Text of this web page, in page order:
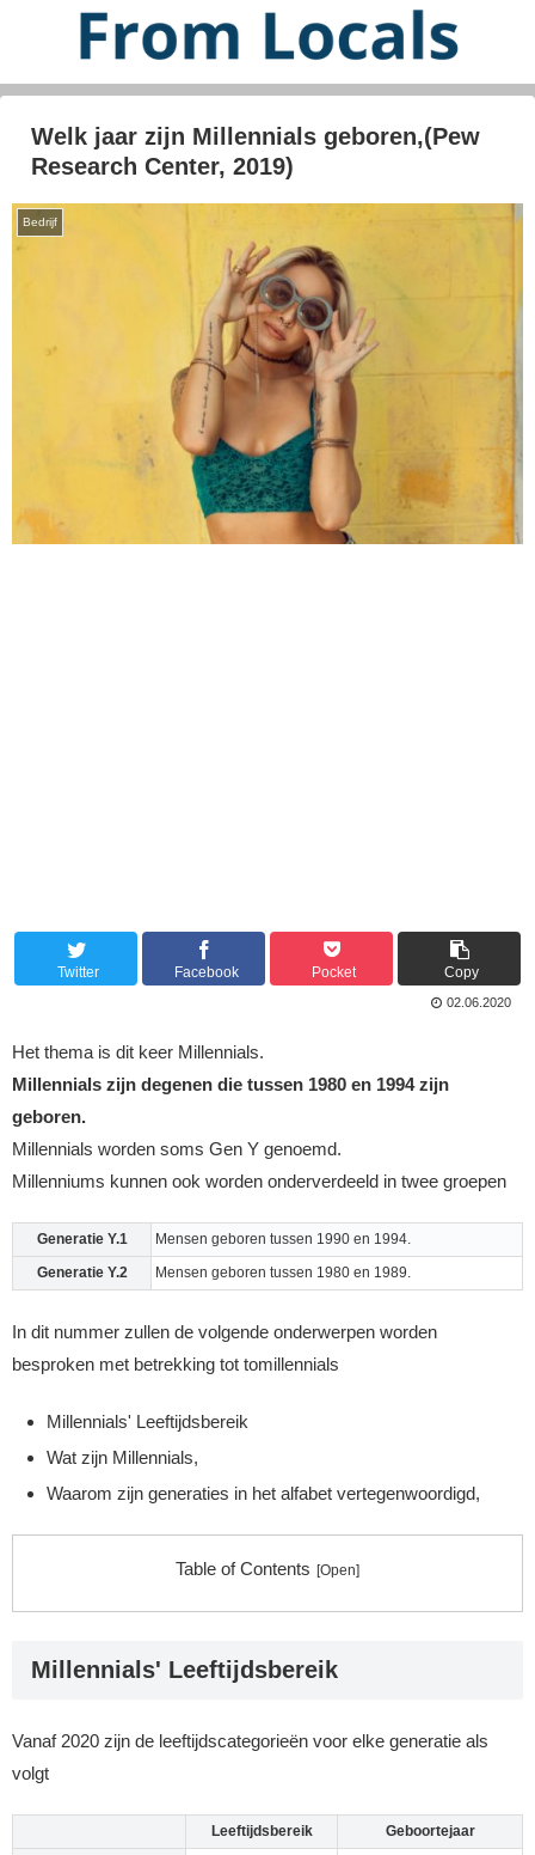
Welk jaar zijn Millennials geboren,(Pew
Research Center, 2019)
Bedrijf
Twitter Facebook Pocket Copy
02.06.2020
Het thema is dit keer Millennials.
Millennials zijn degenen die tussen 1980 en 1994 zijn
geboren.
Millennials worden soms Gen Y genoemd.
Millenniums kunnen ook worden onderverdeeld in twee groepen
Generatie Y.1
Mensen geboren tussen 1990 en 1994.
Generatie Y.2
Mensen geboren tussen 1980 en 1989.
In dit nummer zullen de volgende onderwerpen worden
besproken met betrekking tot tomillennials
Millennials' Leeftijdsbereik
Wat zijn Millennials,
Waarom zijn generaties in het alfabet vertegenwoordigd,
Table of Contents
Millennials' Leeftijdsbereik
Vanaf 2020 zijn de leeftijdscategorieën voor elke generatie als
volgt
Leeftijdsbereik
Geboortejaar